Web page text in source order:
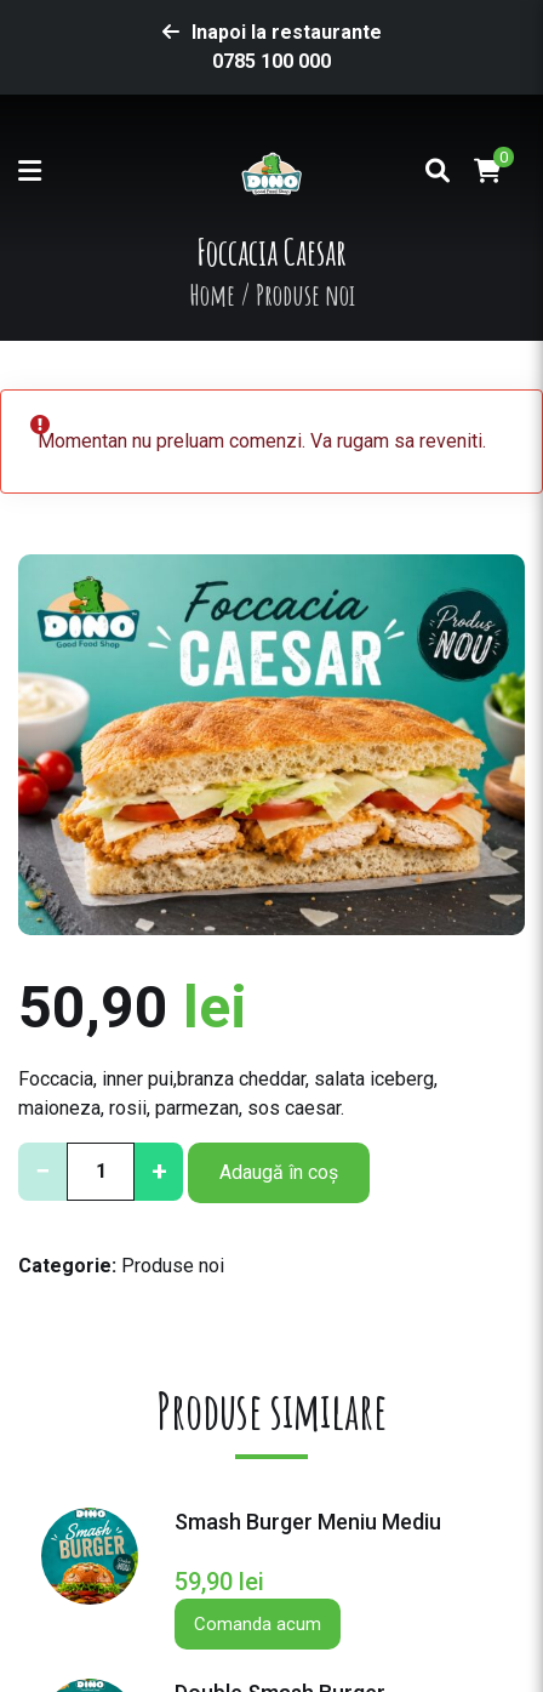
Inapoi la restaurante
0785 100 000
0
Foccacia Caesar
Home / Produse noi
Momentan nu preluam comenzi. Va rugam sa reveniti.
50,90 lei
Foccacia, inner pui,branza cheddar, salata iceberg,
maioneza, rosii, parmezan, sos caesar.
C
i
− + Adaugă în coș
Categorie: Produse noi
Produse similare
Smash Burger Meniu Mediu
59,90 lei
Comanda acum